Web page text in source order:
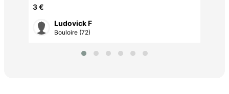
3 €
Ludovick F
Bouloire (72)